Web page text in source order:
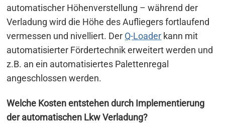
automatischer Höhenverstellung – während der
Verladung wird die Höhe des Aufliegers fortlaufend
vermessen und nivelliert. Der Q-Loader kann mit
automatisierter Fördertechnik erweitert werden und
z.B. an ein automatisiertes Palettenregal
angeschlossen werden.
Welche Kosten entstehen durch Implementierung
der automatischen Lkw Verladung?